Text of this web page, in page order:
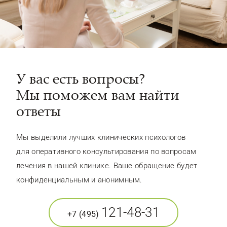
У вас есть вопросы?
Мы поможем вам найти
ответы
Мы выделили лучших клинических психологов
для оперативного консультирования по вопросам
лечения в нашей клинике. Ваше обращение будет
конфиденциальным и анонимным.
+7 (495) 121-48-31